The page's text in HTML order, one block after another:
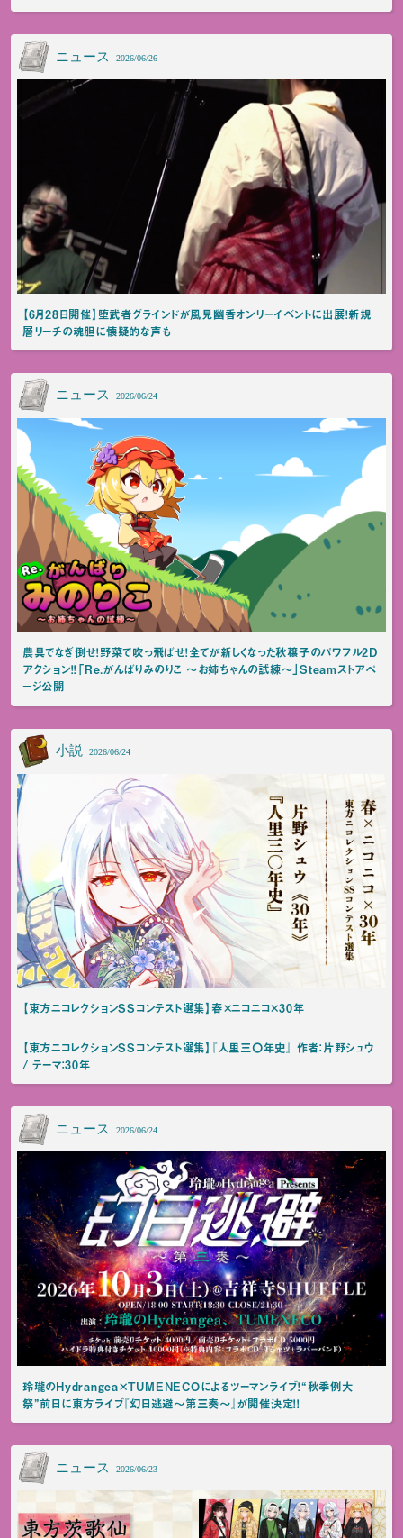
ニュース 2026/06/26
【6月28日開催】堕武者グラインドが風見幽香オンリーイベントに出展！新規
層リーチの魂胆に懐疑的な声も
ニュース 2026/06/24
農具でなぎ倒せ！野菜で吹っ飛ばせ！全てが新しくなった秋穣子のパワフル2D
アクション！！「Re.がんばりみのりこ ～お姉ちゃんの試練～」Steamストアペ
ージ公開
小説 2026/06/24
【東方ニコレクションSSコンテスト選集】春×ニコニコ×30年
【東方ニコレクションSSコンテスト選集】『人里三〇年史』 作者：片野シュウ
/ テーマ：30年
ニュース 2026/06/24
玲瓏のHydrangea×TUMENECOによるツーマンライブ！“秋季例大
祭”前日に東方ライブ『幻日逃避～第三奏～』が開催決定！！
ニュース 2026/06/23